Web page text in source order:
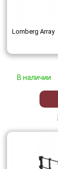
Lomberg Array
В наличии